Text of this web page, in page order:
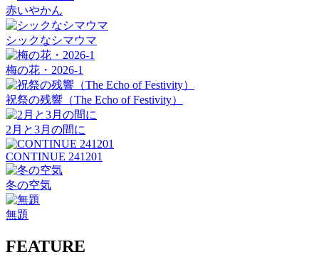
赤いやかん
シックなシマウマ
梅の花・2026-1
祝祭の残響（The Echo of Festivity）
2月と3月の間に
CONTINUE 241201
冬の空気
無題
FEATURE